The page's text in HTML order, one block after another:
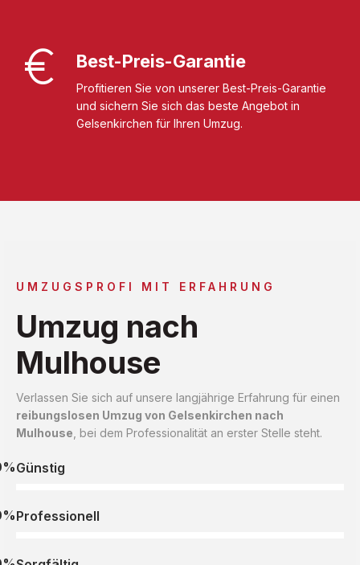
Best-Preis-Garantie
Profitieren Sie von unserer Best-Preis-Garantie
und sichern Sie sich das beste Angebot in
Gelsenkirchen für Ihren Umzug.
UMZUGSPROFI MIT ERFAHRUNG
Umzug nach
Mulhouse
Verlassen Sie sich auf unsere langjährige Erfahrung für einen
reibungslosen Umzug von Gelsenkirchen nach
Mulhouse , bei dem Professionalität an erster Stelle steht.
Günstig
Professionell